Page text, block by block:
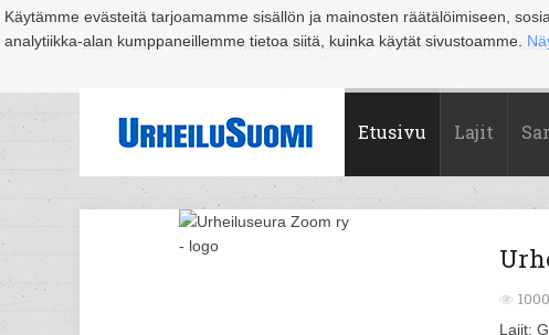
Käytämme evästeitä tarjoamamme sisällön ja mainosten räätälöimiseen,
analytiikka-alan kumppaneillemme tietoa siitä, kuinka käytät sivustoamme.
Suomi Espoo Helsinki Hämeenlinna Joensuu Jyväskylä Kouvola
Etusivu Lajit
Lajit: